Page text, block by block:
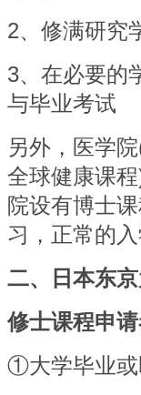
2、修满研究
3、在必要的
与毕业考试
另外，医学
全球健康课
院设有博士
习，正常的
二、日本东
修士课程申
①大学毕业或